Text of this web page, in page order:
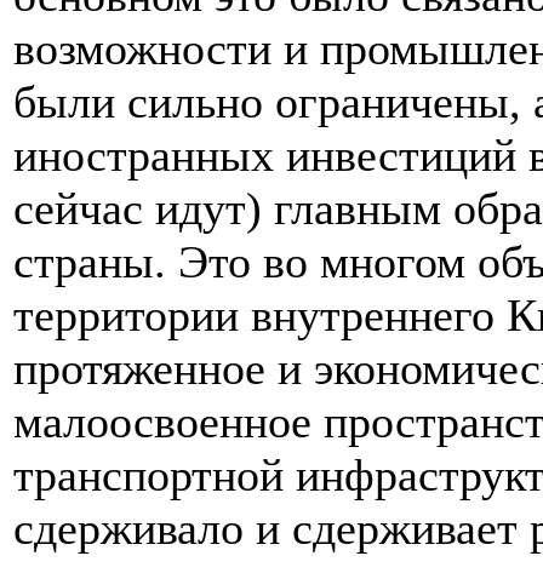
возможности и
были сильно ограничены,
иностранных инвестиций
сейчас идут) главным
страны. Это во многом
территории внутреннего
протяженное и
малоосвоенное
транспортной
сдерживало и сдерживает